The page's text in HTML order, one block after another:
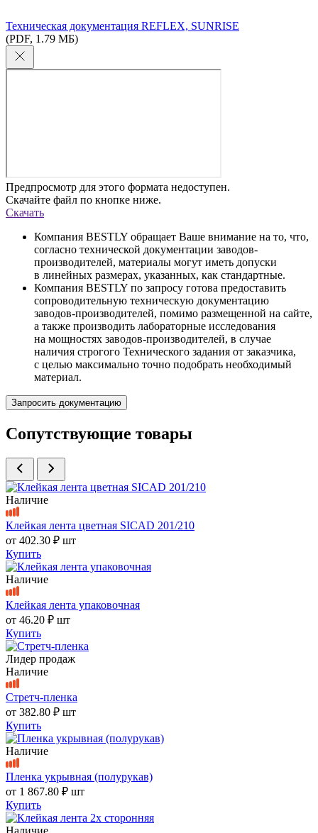
Техническая документация REFLEX, SUNRISE
(PDF, 1.79 МБ)
Предпросмотр для этого формата недоступен.
Скачайте файл по кнопке ниже.
Скачать
Компания BESTLY обращает Ваше внимание на то, что,
согласно технической документации заводов-
производителей, материалы могут иметь допуски
в линейных размерах, указанных, как стандартные.
Компания BESTLY по запросу готова предоставить
сопроводительную техническую документацию
заводов-производителей, помимо размещенной на сайте,
а также производить лабораторные исследования
на мощностях заводов-производителей, в случае
наличия строгого Технического задания от заказчика,
с целью максимально точно подобрать необходимый
материал.
Запросить документацию
Сопутствующие товары
Наличие
Клейкая лента цветная SICAD 201/210
от 402.30 ₽ шт
Купить
Наличие
Клейкая лента упаковочная
от 46.20 ₽ шт
Купить
Лидер продаж
Наличие
Стретч-пленка
от 382.80 ₽ шт
Купить
Наличие
Пленка укрывная (полурукав)
от 1 867.80 ₽ шт
Купить
Наличие